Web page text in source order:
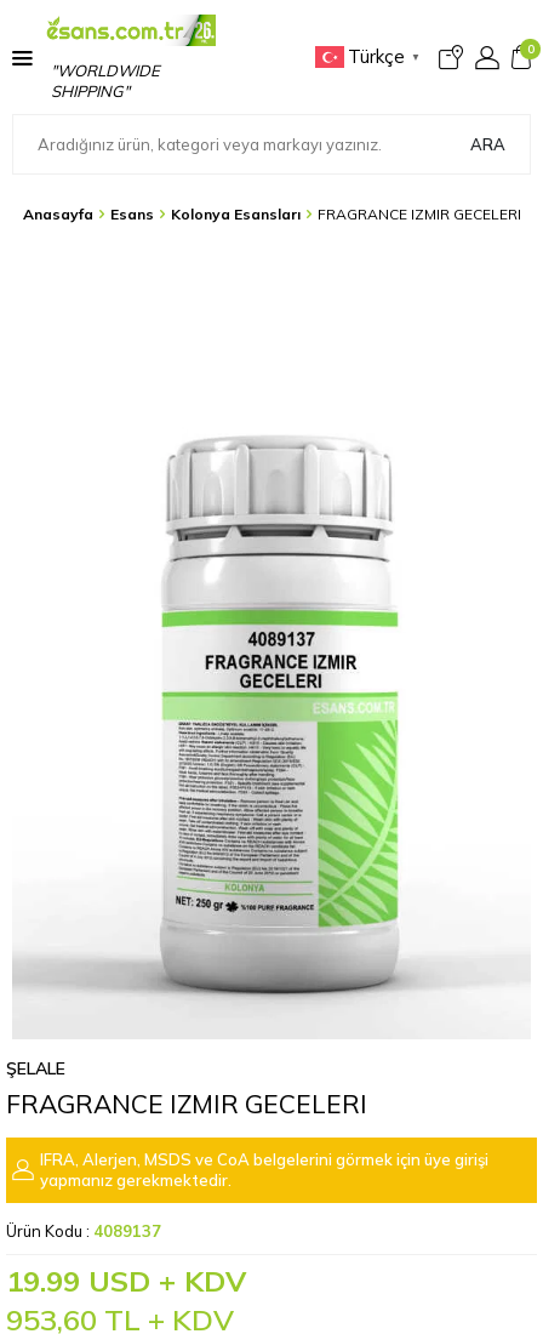
"WORLDWIDE
SHIPPING"
Türkçe ▼
0
ARA
Anasayfa Esans Kolonya Esansları FRAGRANCE IZMIR GECELERI
ŞELALE
FRAGRANCE IZMIR GECELERI
IFRA, Alerjen, MSDS ve CoA belgelerini görmek için üye girişi
yapmanız gerekmektedir.
Ürün Kodu : 4089137
19.99 USD + KDV
953,60 TL + KDV